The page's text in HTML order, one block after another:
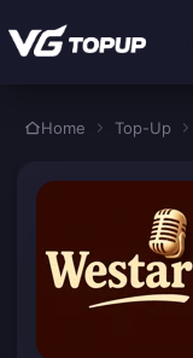
Home Top-Up